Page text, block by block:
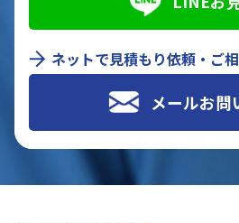
ネットで見積もり依頼・ご
メールお問